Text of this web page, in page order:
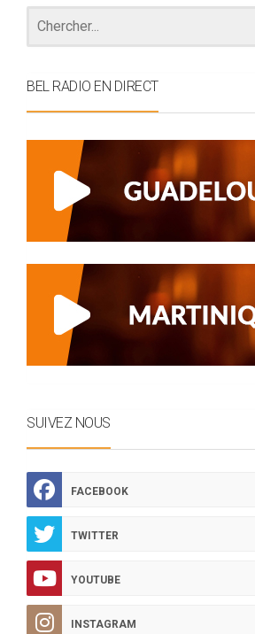
BEL RADIO EN DIRECT
SUIVEZ NOUS
FACEBOOK
TWITTER
YOUTUBE
INSTAGRAM